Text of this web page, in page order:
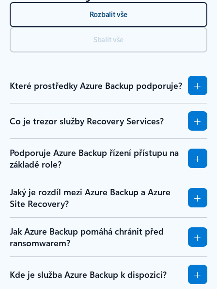
Rozbalit vše
Sbalit vše
Které prostředky Azure Backup podporuje?
Co je trezor služby Recovery Services?
Podporuje Azure Backup řízení přístupu na
základě role?
Jaký je rozdíl mezi Azure Backup a Azure
Site Recovery?
Jak Azure Backup pomáhá chránit před
ransomwarem?
Kde je služba Azure Backup k dispozici?